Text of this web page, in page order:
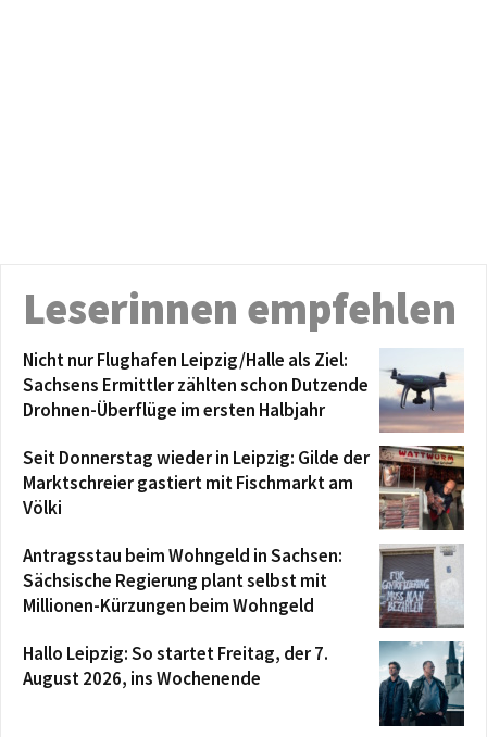
Leserinnen empfehlen
Nicht nur Flughafen Leipzig/Halle als Ziel:
Sachsens Ermittler zählten schon Dutzende
Drohnen-Überflüge im ersten Halbjahr
Seit Donnerstag wieder in Leipzig: Gilde der
Marktschreier gastiert mit Fischmarkt am
Völki
Antragsstau beim Wohngeld in Sachsen:
Sächsische Regierung plant selbst mit
Millionen-Kürzungen beim Wohngeld
Hallo Leipzig: So startet Freitag, der 7.
August 2026, ins Wochenende